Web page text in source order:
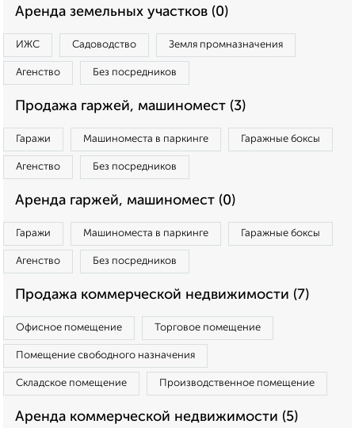
Аренда земельных участков (0)
ИЖС Садоводство Земля промназначения
Агенство Без посредников
Продажа гаржей, машиномест (3)
Гаражи Машиноместа в паркинге Гаражные боксы
Агенство Без посредников
Аренда гаржей, машиномест (0)
Гаражи Машиноместа в паркинге Гаражные боксы
Агенство Без посредников
Продажа коммерческой недвижимости (7)
Офисное помещение Торговое помещение
Помещение свободного назначения
Складское помещение Производственное помещение
Аренда коммерческой недвижимости (5)